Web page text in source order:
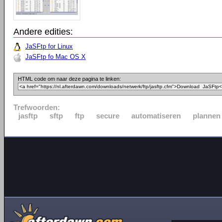
Andere edities:
JaSFtp for Linux
JaSFtp fo Mac OS X
HTML code om naar deze pagina te linken:
Trefwoorden:
jasftp
sftp ftp secure automatiseren plannen